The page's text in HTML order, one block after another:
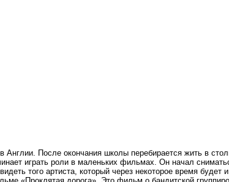
После окончания школы перебирается жить в
играть роли в маленьких фильмах. Он начал
того артиста, который через некоторое время будет